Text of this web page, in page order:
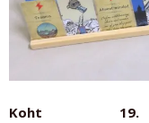
Koht 19.